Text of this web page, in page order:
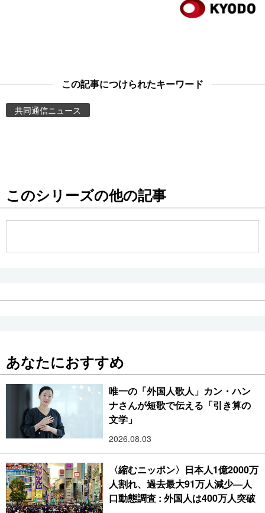
スポーツ・東京2020
Images
この記事につけられたキーワード
共同通信ニュース
このシリーズの他の記事
あなたにおすすめ
唯一の「外国人歌人」カン・ハン
ナさんが短歌で伝える「引き算の
文学」
2026.08.03
〈縮むニッポン〉日本人1億2000万
人割れ、過去最大91万人減少―人
口動態調査 : 外国人は400万人突破